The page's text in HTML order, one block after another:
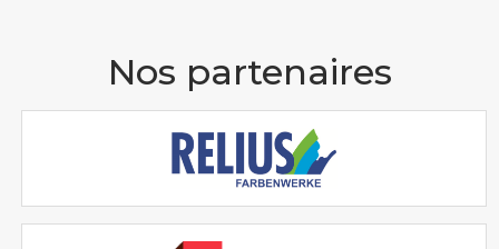
Nos partenaires